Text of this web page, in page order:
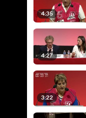
4:35
4:27
3:22